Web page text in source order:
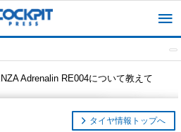
Adrenalin RE004について教えて
タイヤ情報トップへ